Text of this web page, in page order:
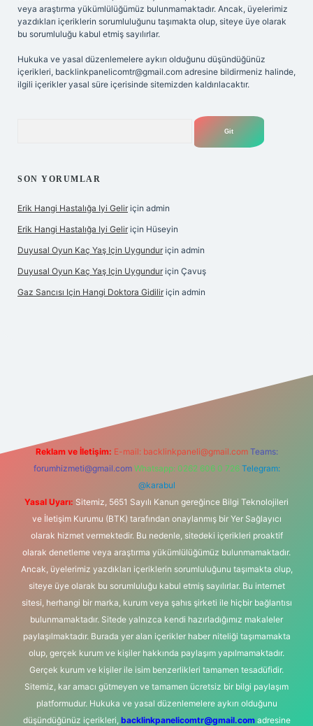
veya araştırma yükümlülüğümüz bulunmamaktadır. Ancak, üyelerimiz
yazdıkları içeriklerin sorumluluğunu taşımakta olup, siteye üye olarak
bu sorumluluğu kabul etmiş sayılırlar.
Hukuka ve yasal düzenlemelere aykırı olduğunu düşündüğünüz
içerikleri, backlinkpanelicomtr@gmail.com adresine bildirmeniz halinde,
ilgili içerikler yasal süre içerisinde sitemizden kaldırılacaktır.
SON YORUMLAR
Erik Hangi Hastalığa Iyi Gelir için admin
Erik Hangi Hastalığa Iyi Gelir için Hüseyin
Duyusal Oyun Kaç Yaş Için Uygundur için admin
Duyusal Oyun Kaç Yaş Için Uygundur için Çavuş
Gaz Sancısı Için Hangi Doktora Gidilir için admin
Reklam ve İletişim: E-mail: backlinkpaneli@gmail.com Teams:
forumhizmeti@gmail.com Whatsapp: 0262 606 0 726 Telegram:
@karabul
Yasal Uyarı: Sitemiz, 5651 Sayılı Kanun gereğince Bilgi Teknolojileri
ve İletişim Kurumu (BTK) tarafından onaylanmış bir Yer Sağlayıcı
olarak hizmet vermektedir. Bu nedenle, sitedeki içerikleri proaktif
olarak denetleme veya araştırma yükümlülüğümüz bulunmamaktadır.
Ancak, üyelerimiz yazdıkları içeriklerin sorumluluğunu taşımakta olup,
siteye üye olarak bu sorumluluğu kabul etmiş sayılırlar. Bu internet
sitesi, herhangi bir marka, kurum veya şahıs şirketi ile hiçbir bağlantısı
bulunmamaktadır. Sitede yalnızca kendi hazırladığımız makaleler
paylaşılmaktadır. Burada yer alan içerikler haber niteliği taşımamakta
olup, gerçek kurum ve kişiler hakkında paylaşım yapılmamaktadır.
Gerçek kurum ve kişiler ile isim benzerlikleri tamamen tesadüfidir.
Sitemiz, kar amacı gütmeyen ve tamamen ücretsiz bir bilgi paylaşım
platformudur. Hukuka ve yasal düzenlemelere aykırı olduğunu
düşündüğünüz içerikleri, backlinkpanelicomtr@gmail.comadresine